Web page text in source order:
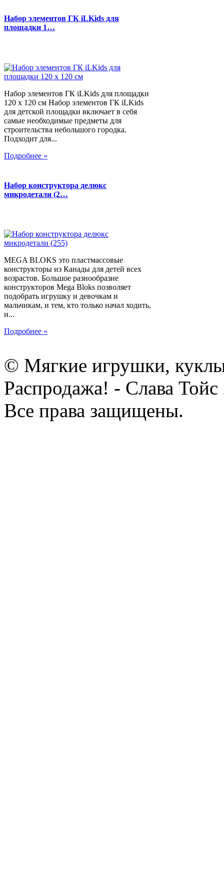
Набор элементов ГК iLKids для
площадки 1…
Набор элементов ГК iLKids для площадки
120 х 120 см Набор элементов ГК iLKids
для детской площадки включает в себя
самые необходимые предметы для
строительства небольшого городка.
Подходит для...
Подробнее »
Набор конструктора делюкс
микродетали (2…
MEGA BLOKS это пластмассовые
конструкторы из Канады для детей всех
возрастов. Большое разнообразие
конструкторов Mega Bloks позволяет
подобрать игрушку и девочкам и
мальчикам, и тем, кто только начал ходить,
и...
Подробнее »
© Мягкие игрушки,
Распродажа! - Слава Тойс
Все права защищены.